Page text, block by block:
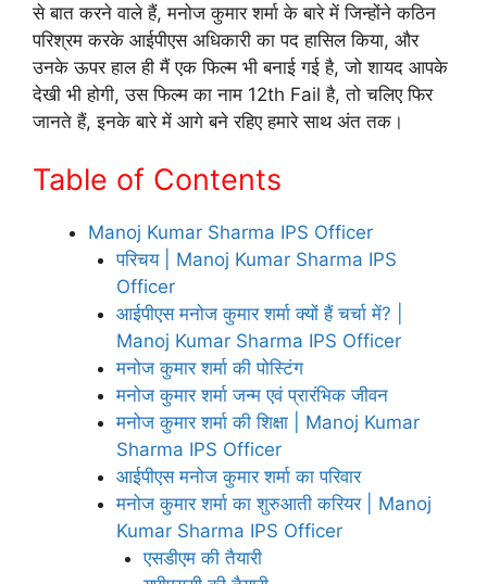
से बात करने वाले हैं, मनोज कुमार शर्मा के बारे में जिन्होंने कठिन
परिश्रम करके आईपीएस अधिकारी का पद हासिल किया, और
उनके ऊपर हाल ही मैं एक फिल्म भी बनाई गई है, जो शायद आपके
देखी भी होगी, उस फिल्म का नाम 12th Fail है, तो चलिए फिर
जानते हैं, इनके बारे में आगे बने रहिए हमारे साथ अंत तक।
Table of Contents
Manoj Kumar Sharma IPS Officer
परिचय | Manoj Kumar Sharma IPS
Officer
आईपीएस मनोज कुमार शर्मा क्यों हैं चर्चा में? |
Manoj Kumar Sharma IPS Officer
मनोज कुमार शर्मा की पोस्टिंग
मनोज कुमार शर्मा जन्म एवं प्रारंभिक जीवन
मनोज कुमार शर्मा की शिक्षा | Manoj Kumar
Sharma IPS Officer
आईपीएस मनोज कुमार शर्मा का परिवार
मनोज कुमार शर्मा का शुरुआती करियर | Manoj
Kumar Sharma IPS Officer
एसडीएम की तैयारी